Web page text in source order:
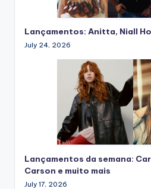
Lançamentos: Anitta, Niall
July 24, 2026
Lançamentos da semana:
Carson e muito mais
July 17, 2026